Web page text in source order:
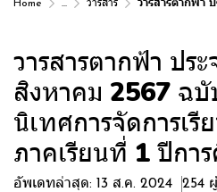
Home ... วารสาร วารสารตากฟ้า ประจำเดือน สิงหาคม
วารสารตากฟ้า ปร
สิงหาคม 2567 ฉ
นิเทศการจัดการเรี
ภาคเรียนที่ 1 ปีกา
อัพเดทล่าสุด: 13 ส.ค. 2024 254